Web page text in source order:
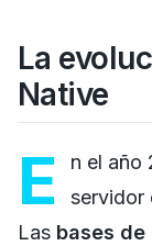
La
Native
E
n el año
servidor
Las bases